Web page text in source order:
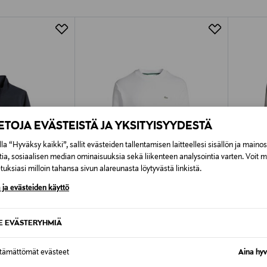
EVÄSTEISTÄ JA YKSITYISYYDESTÄ
“Hyväksy kaikki”, sallit evästeiden tallentamisen laitteellesi sisällön ja
sosiaalisen median ominaisuuksia sekä liikenteen analysointia varten. Voit
milloin tahansa sivun alareunasta löytyvästä linkistä.
ja evästeiden käyttö
EVÄSTERYHMIÄ
evästeet Aina
Alk. 6,90 €, kun toimitus on
LACOSTE
STONE